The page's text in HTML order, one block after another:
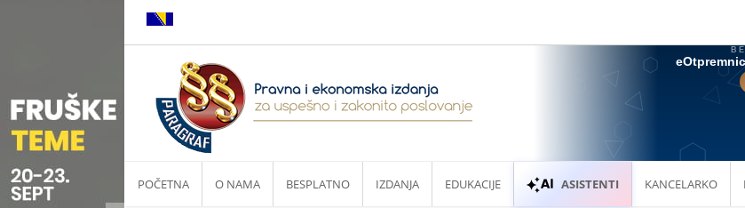
POČETNA O NAMA BESPLATNO IZDANJA EDUKACIJE ASISTENTI KANCELARKO